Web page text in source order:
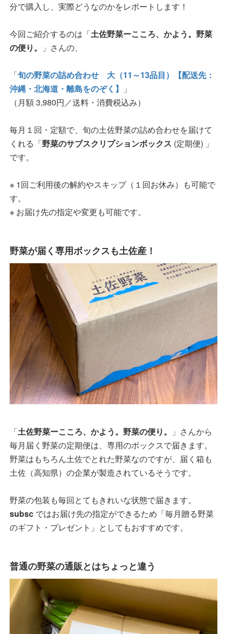
分で購入し、実際どうなのかをレポートします！
今回ご紹介するのは「土佐野菜ーこころ、かよう。野菜
の便り。
」さんの、
「旬の野菜の詰め合わせ 大（11～13品目）【配送先：
沖縄・北海道・離島をのぞく】
」
（月額 3,980円／送料・消費税込み）
毎月１回・定額で、旬の土佐野菜の詰め合わせを届けて
くれる「野菜のサブスクリプションボックス (定期便) 」
です。
※ 1回ご利用後の解約やスキップ（１回お休み）も可能で
す。
※ お届け先の指定や変更も可能です。
野菜が届く専用ボックスも土佐産！
「土佐野菜ーこころ、かよう。野菜の便り。
」さんから
毎月届く野菜の定期便は、専用のボックスで届きます。
野菜はもちろん土佐でとれた野菜なのですが、届く箱も
土佐（高知県）の企業が製造されているそうです。
野菜の包装も毎回とてもきれいな状態で届きます。
subsc ではお届け先の指定ができるため「毎月贈る野菜
のギフト・プレゼント」としてもおすすめです。
普通の野菜の通販とはちょっと違う